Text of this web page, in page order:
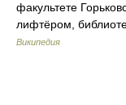
факультете
лифтёром,
Википедия